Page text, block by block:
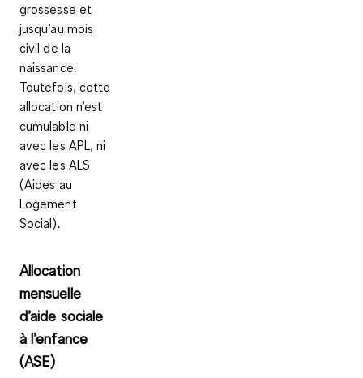
grossesse et
jusqu’au mois
civil de la
naissance.
Toutefois, cette
allocation n’est
cumulable ni
avec les APL, ni
avec les ALS
(Aides au
Logement
Social).
Allocation
mensuelle
d’aide sociale
à l’enfance
(ASE)